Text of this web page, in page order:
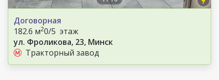
Договорная
182.6 м20/5 этаж
ул. Фроликова, 23, Минск
Тракторный завод